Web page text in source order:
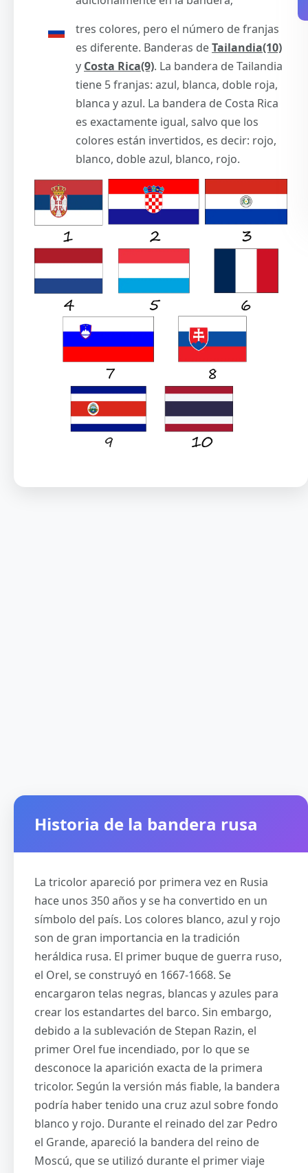
tres colores, pero el número de franjas
es diferente. Banderas deTailandia(10)
y Costa Rica(9). La bandera de Tailandia
tiene 5 franjas: azul, blanca, doble roja,
blanca y azul. La bandera de Costa Rica
es exactamente igual, salvo que los
colores están invertidos, es decir: rojo,
blanco, doble azul, blanco, rojo.
Historia de la bandera rusa
La tricolor apareció por primera vez en Rusia
hace unos 350 años y se ha convertido en un
símbolo del país. Los colores blanco, azul y rojo
son de gran importancia en la tradición
heráldica rusa. El primer buque de guerra ruso,
el Orel, se construyó en 1667-1668. Se
encargaron telas negras, blancas y azules para
crear los estandartes del barco. Sin embargo,
debido a la sublevación de Stepan Razin, el
primer Orel fue incendiado, por lo que se
desconoce la aparición exacta de la primera
tricolor. Según la versión más fiable, la bandera
podría haber tenido una cruz azul sobre fondo
blanco y rojo. Durante el reinado del zar Pedro
el Grande, apareció la bandera del reino de
Moscú, que se utilizó durante el primer viaje